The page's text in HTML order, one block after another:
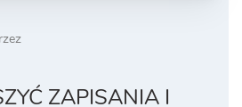
ZAPISANIA I